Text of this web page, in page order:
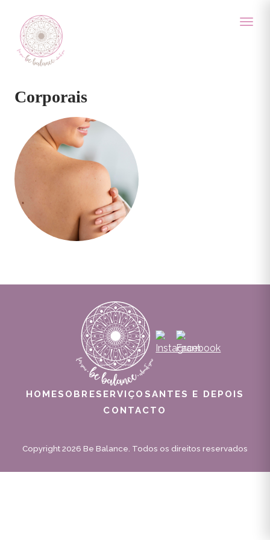
Corporais
HOMESOBRESERVIÇOSANTES E DEPOIS
CONTACTO
Copyright 2026 Be Balance. Todos os direitos reservados